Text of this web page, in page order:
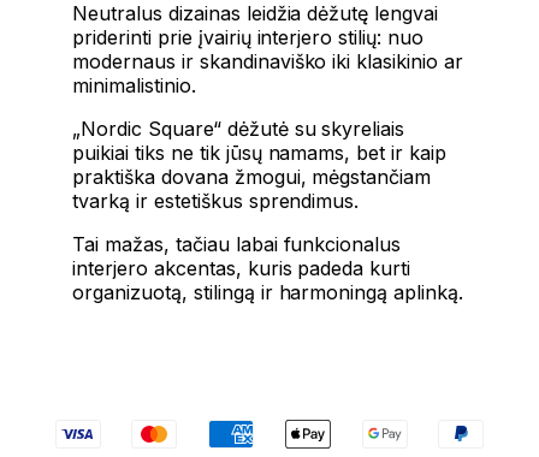
Neutralus dizainas leidžia dėžutę lengvai
priderinti prie įvairių interjero stilių: nuo
modernaus ir skandinaviško iki klasikinio ar
minimalistinio.
„Nordic Square“ dėžutė su skyreliais
puikiai tiks ne tik jūsų namams, bet ir kaip
praktiška dovana žmogui, mėgstančiam
tvarką ir estetiškus sprendimus.
Tai mažas, tačiau labai funkcionalus
interjero akcentas, kuris padeda kurti
organizuotą, stilingą ir harmoningą aplinką.